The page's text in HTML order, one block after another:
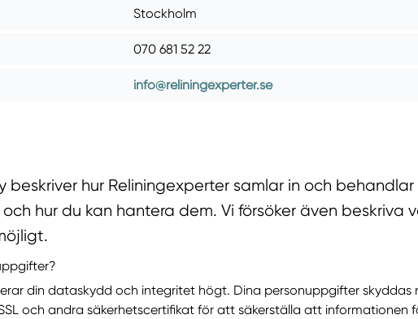
Stockholm
070 681 52 22
info@reliningexperter.se
beskriver hur Reliningexperter samlar in och
hur du kan hantera dem. Vi försöker även
din dataskydd och integritet högt. Dina personuppgifter
och andra säkerhetscertifikat för att säkerställa att informationen